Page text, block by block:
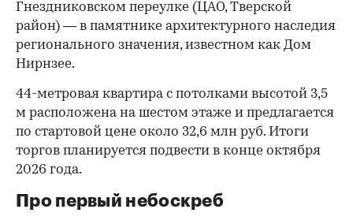
Гнездниковском переулке (ЦАО, Тверской
район) — в памятнике архитектурного наследия
регионального значения, известном как Дом
Нирнзее.
44-метровая квартира с потолками высотой 3,5
м расположена на шестом этаже и предлагается
по стартовой цене около 32,6 млн руб. Итоги
торгов планируется подвести в конце октября
2026 года.
Про первый небоскреб